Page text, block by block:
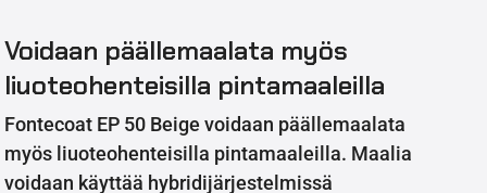
Voidaan päällemaalata myös
liuoteohenteisilla pintamaaleilla
Fontecoat EP 50 Beige voidaan päällemaalata
myös liuoteohenteisilla pintamaaleilla. Maalia
voidaan käyttää hybridijärjestelmissä